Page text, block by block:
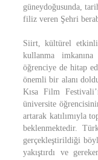
güneydoğusunda,
filiz veren Şehri
Siirt, kültürel
kullanma
öğrenciye de hitap
önemli bir alanı
Kısa Film
üniversite
artarak katılımıyla
beklenmektedir.
gerçekleştirildiği
yakıştırdı ve